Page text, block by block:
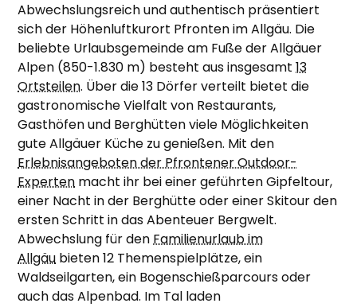
Abwechslungsreich und authentisch präsentiert
sich der Höhenluftkurort Pfronten im Allgäu. Die
beliebte Urlaubsgemeinde am Fuße der Allgäuer
Alpen (850-1.830 m) besteht aus insgesamt13
Ortsteilen. Über die 13 Dörfer verteilt bietet die
gastronomische Vielfalt von Restaurants,
Gasthöfen und Berghütten viele Möglichkeiten
gute Allgäuer Küche zu genießen. Mit den
Erlebnisangeboten der Pfrontener Outdoor-
Experten macht ihr bei einer geführten Gipfeltour,
einer Nacht in der Berghütte oder einer Skitour den
ersten Schritt in das Abenteuer Bergwelt.
Abwechslung für denFamilienurlaub im
Allgäu bieten 12 Themenspielplätze, ein
Waldseilgarten, ein Bogenschießparcours oder
auch das Alpenbad. Im Tal laden